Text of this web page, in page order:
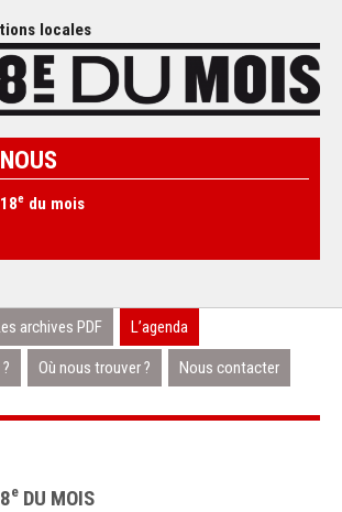
locales
e du mois
archives PDF L’agenda
Où nous trouver ? Nous contacter
e DU MOIS